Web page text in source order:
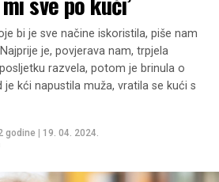
bi je sve načine iskoristila, piše nam
je, povjerava nam, trpjela
razvela, potom je brinula o
kći napustila muža, vratila se kući s
godine
19. 04. 2024.